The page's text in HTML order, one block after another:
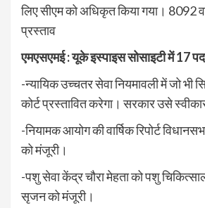
लिए सीएम को अधिकृत किया गया। 8092
प्रस्ताव
एमएसएमई : यूके इस्पाइस सोसाइटी में17
-न्यायिक उच्चतर सेवा नियमावली में जो भी
कोर्ट प्रस्तावित करेगा। सरकार उसे
-नियामक आयोग की वार्षिक रिपोर्ट
को मंजूरी।
-पशु सेवा केंद्र चौरा मेहता को पशु
सृजन को मंजूरी।